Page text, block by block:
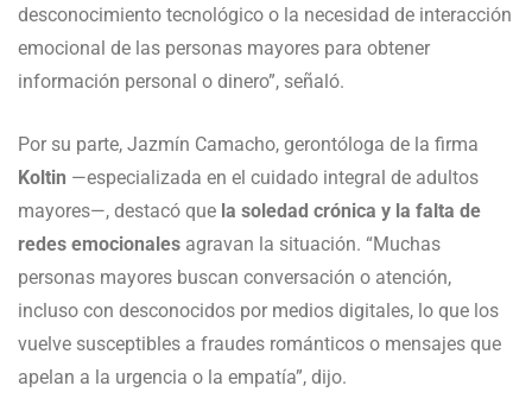
desconocimiento tecnológico o la necesidad de interacción
emocional de las personas mayores para obtener
información personal o dinero”, señaló.
Por su parte, Jazmín Camacho, gerontóloga de la firma
Koltin —especializada en el cuidado integral de adultos
mayores—, destacó que la soledad crónica y la falta de
redes emocionales agravan la situación. “Muchas
personas mayores buscan conversación o atención,
incluso con desconocidos por medios digitales, lo que los
vuelve susceptibles a fraudes románticos o mensajes que
apelan a la urgencia o la empatía”, dijo.